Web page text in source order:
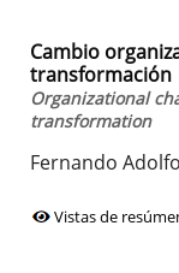
Cambio
transformación
Organizational
transformation
Fernando
Vistas de